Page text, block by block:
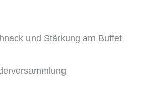
und Stärkung am Buffet